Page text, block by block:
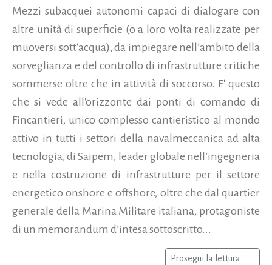
Mezzi subacquei autonomi capaci di dialogare con
altre unità di superficie (o a loro volta realizzate per
muoversi sott'acqua), da impiegare nell’ambito della
sorveglianza e del controllo di infrastrutture critiche
sommerse oltre che in attività di soccorso. E' questo
che si vede all'orizzonte dai ponti di comando di
Fincantieri, unico complesso cantieristico al mondo
attivo in tutti i settori della navalmeccanica ad alta
tecnologia, di Saipem, leader globale nell’ingegneria
e nella costruzione di infrastrutture per il settore
energetico onshore e offshore, oltre che dal quartier
generale della Marina Militare italiana, protagoniste
di un memorandum d’intesa sottoscritto...
Prosegui la lettura